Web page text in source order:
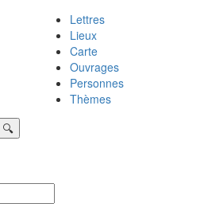
Lettres
Lieux
Carte
Ouvrages
Personnes
Thèmes